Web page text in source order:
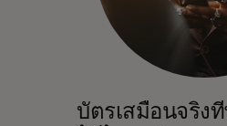
บัตรเสมือนจริง